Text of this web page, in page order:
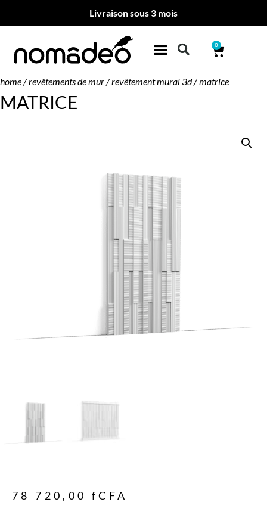
Livraison sous 3 mois
0
home/revêtements de mur/revêtement mural 3d/ matrice
MATRICE
78 720,00 fCFA